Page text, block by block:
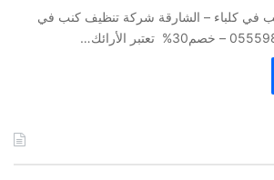
في كلباء – الشارقة شركة تنظيف كنب في